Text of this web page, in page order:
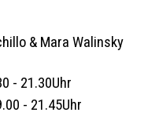
& Mara Walinsky
- 21.30Uhr
- 21.45Uhr